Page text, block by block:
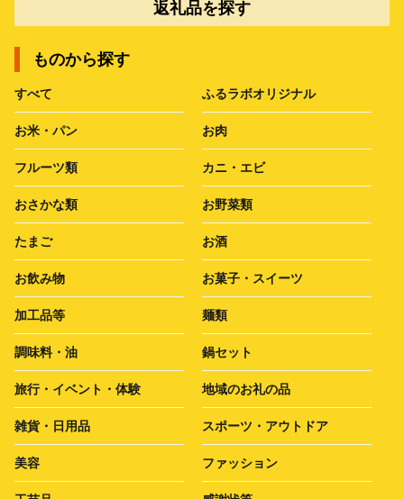
返礼品を探す
ものから探す
すべて ふるラボオリジナル
お米・パン お肉
フルーツ類 カニ・エビ
おさかな類 お野菜類
たまご お酒
お飲み物 お菓子・スイーツ
加工品等 麺類
調味料・油 鍋セット
旅行・イベント・体験 地域のお礼の品
雑貨・日用品 スポーツ・アウトドア
美容 ファッション